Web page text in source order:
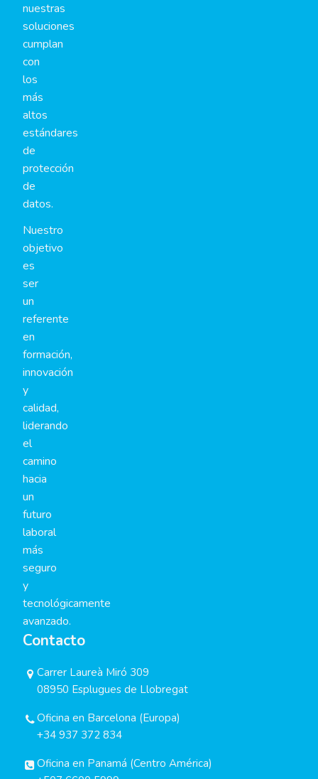
nuestras
soluciones
cumplan
con
los
más
altos
estándares
de
protección
de
datos.
Nuestro
objetivo
es
ser
un
referente
en
formación,
innovación
y
calidad,
liderando
el
camino
hacia
un
futuro
laboral
más
seguro
y
tecnológicamente
avanzado.
Contacto
Carrer Laureà Miró 309
08950 Esplugues de Llobregat
Oficina en Barcelona (Europa)
+34 937 372 834
Oficina en Panamá (Centro América)